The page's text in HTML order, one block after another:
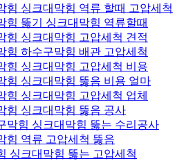
힘 싱크대막힘 역류 할때 고압세척
힘 뚫기 싱크대막힘 역류할때
힘 싱크대막힘 고압세척 견적
힘 하수구막힘 배관 고압세척
힘 싱크대막힘 고압세척 비용
힘 싱크대막힘 뚫음 비용 얼마
힘 싱크대막힘 고압세척 업체
힘 싱크대막힘 뚫음 공사
막힘 싱크대막힘 뚫는 수리공사
힘 역류 고압세척 뚫음
싱크대막힘 뚫는 고압세척